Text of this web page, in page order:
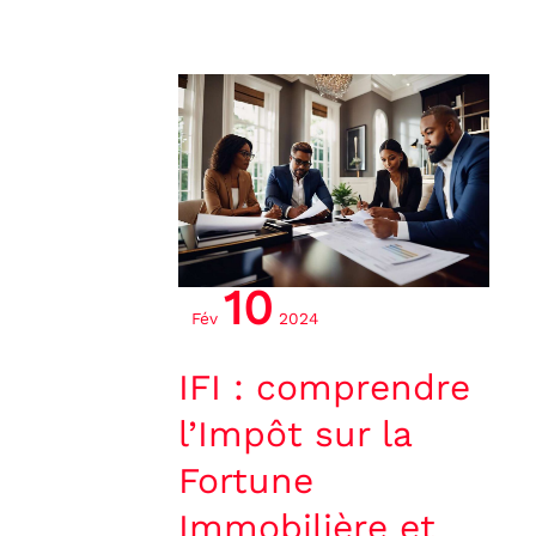
Fév 10 2024
IFI : comprendre
l’Impôt sur la
Fortune
Immobilière et
IFI
:
comprendre
l’Impôt
sur
la
Fortune
ses
implications